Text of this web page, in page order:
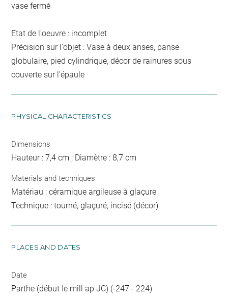
vase fermé
Etat de l'oeuvre : incomplet
Précision sur l'objet : Vase à deux anses, panse
globulaire, pied cylindrique, décor de rainures sous
couverte sur l'épaule
PHYSICAL CHARACTERISTICS
Dimensions
Hauteur : 7,4 cm ; Diamètre : 8,7 cm
Materials and techniques
Matériau : céramique argileuse à glaçure
Technique : tourné, glaçuré, incisé (décor)
PLACES AND DATES
Date
Parthe (début Ie mill ap JC) (-247 - 224)